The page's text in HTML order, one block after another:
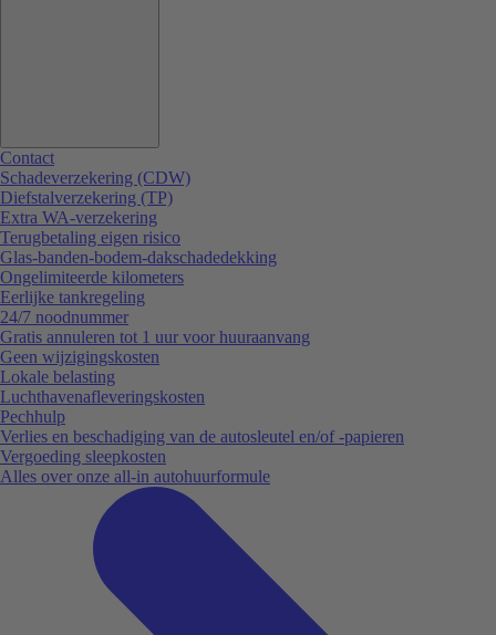
Contact
Schadeverzekering (CDW)
Diefstalverzekering (TP)
Extra WA-verzekering
Terugbetaling eigen risico
Glas-banden-bodem-dakschadedekking
Ongelimiteerde kilometers
Eerlijke tankregeling
24/7 noodnummer
Gratis annuleren tot 1 uur voor huuraanvang
Geen wijzigingskosten
Lokale belasting
Luchthavenafleveringskosten
Pechhulp
Verlies en beschadiging van de autosleutel en/of -papieren
Vergoeding sleepkosten
Alles over onze all-in autohuurformule